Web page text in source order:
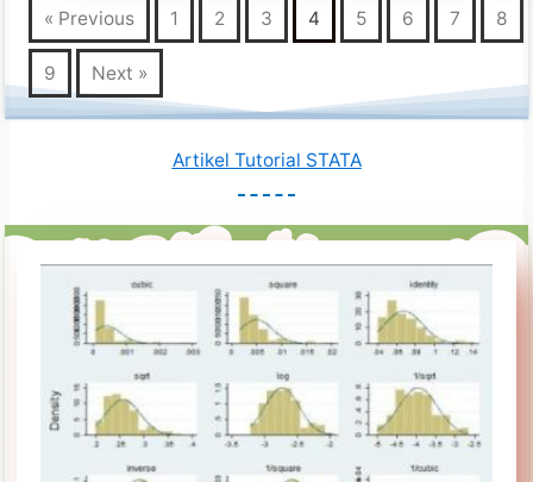
« Previous 1 2 3 4 5 6 7 8
9 Next »
Artikel Tutorial STATA